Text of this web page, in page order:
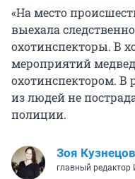
«На место
выехала
охотинспекторы. В
мероприятий
охотинспектором. В
из людей не
полиции.
Зоя
главный редактор